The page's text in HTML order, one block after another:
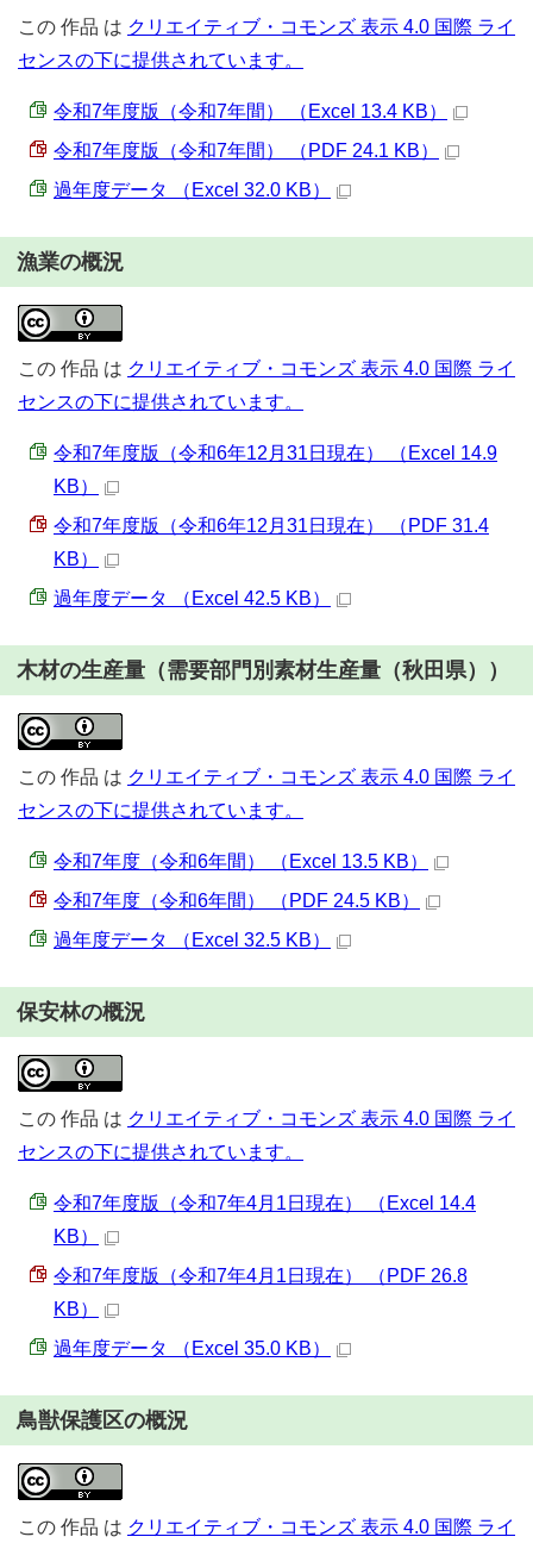
この 作品 は クリエイティブ・コモンズ 表示 4.0 国際 ライ
センスの下に提供されています。
令和7年度版（令和7年間） （Excel 13.4 KB）
令和7年度版（令和7年間） （PDF 24.1 KB）
過年度データ （Excel 32.0 KB）
漁業の概況
この 作品 は クリエイティブ・コモンズ 表示 4.0 国際 ライ
センスの下に提供されています。
令和7年度版（令和6年12月31日現在） （Excel 14.9
KB）
令和7年度版（令和6年12月31日現在） （PDF 31.4
KB）
過年度データ （Excel 42.5 KB）
木材の生産量（需要部門別素材生産量（秋田県））
この 作品 は クリエイティブ・コモンズ 表示 4.0 国際 ライ
センスの下に提供されています。
令和7年度（令和6年間） （Excel 13.5 KB）
令和7年度（令和6年間） （PDF 24.5 KB）
過年度データ （Excel 32.5 KB）
保安林の概況
この 作品 は クリエイティブ・コモンズ 表示 4.0 国際 ライ
センスの下に提供されています。
令和7年度版（令和7年4月1日現在） （Excel 14.4
KB）
令和7年度版（令和7年4月1日現在） （PDF 26.8
KB）
過年度データ （Excel 35.0 KB）
鳥獣保護区の概況
この 作品 は クリエイティブ・コモンズ 表示 4.0 国際 ライ